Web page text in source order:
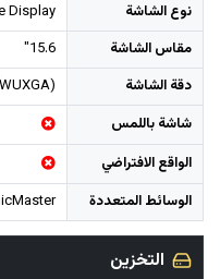
نوع الشاشة
Display
مقاس الشاشة
15.6"
دقة الشاشة
شاشة باللمس
الواقع الافتراضي
الوسائط المتعددة
التخزين